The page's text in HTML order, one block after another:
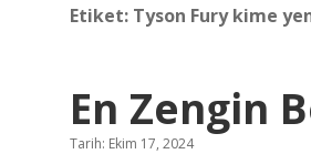
Etiket: Tyson Fury kime
En Zengin
Tarih: Ekim 17, 2024